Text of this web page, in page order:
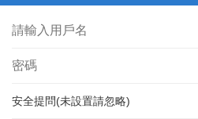
安全提問(未設置請忽略)